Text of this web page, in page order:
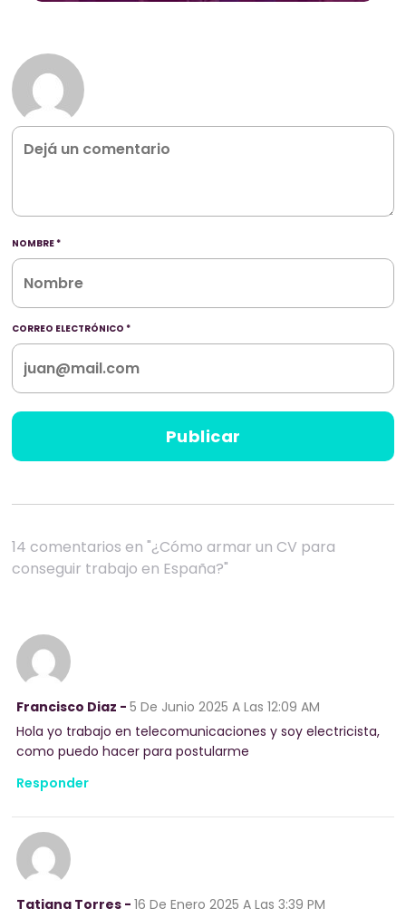
NOMBRE *
CORREO ELECTRÓNICO *
14 comentarios en "¿Cómo armar un CV para
conseguir trabajo en España?"
Francisco Diaz - 5 De Junio 2025 A Las 12:09 AM
Hola yo trabajo en telecomunicaciones y soy electricista,
como puedo hacer para postularme
Responder
Tatiana Torres - 16 De Enero 2025 A Las 3:39 PM